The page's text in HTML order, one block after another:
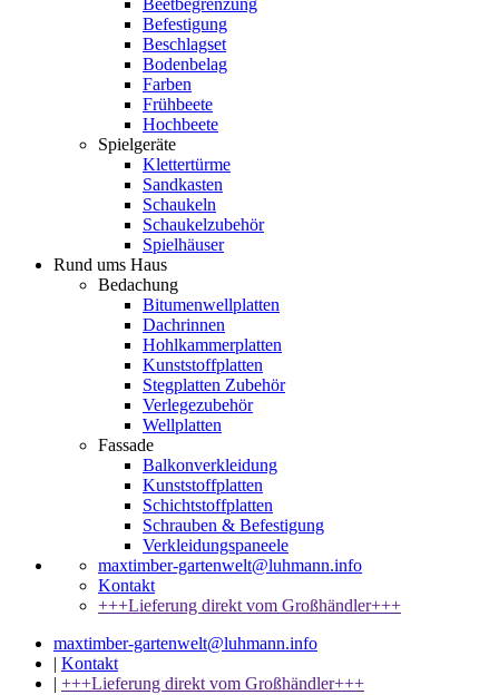
Beetbegrenzung
Befestigung
Beschlagset
Bodenbelag
Farben
Frühbeete
Hochbeete
Spielgeräte
Klettertürme
Sandkasten
Schaukeln
Schaukelzubehör
Spielhäuser
Rund ums Haus
Bedachung
Bitumenwellplatten
Dachrinnen
Hohlkammerplatten
Kunststoffplatten
Stegplatten Zubehör
Verlegezubehör
Wellplatten
Fassade
Balkonverkleidung
Kunststoffplatten
Schichtstoffplatten
Schrauben & Befestigung
Verkleidungspaneele
maxtimber-gartenwelt@luhmann.info
Kontakt
+++Lieferung direkt vom Großhändler+++
maxtimber-gartenwelt@luhmann.info
| Kontakt
| +++Lieferung direkt vom Großhändler+++